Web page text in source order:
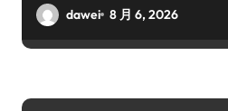
dawei 8 月 6, 2026